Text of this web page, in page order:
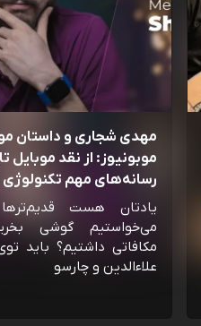
مهدی شجاری و داستان
موبونیوز: از نقد موبایل
رسانه‌‌های مهم تکنولوژی
یادتان هست
می‌خواستیم گوشی
مکافاتی داشتیم؟ باید
علاءالدین و چارسو